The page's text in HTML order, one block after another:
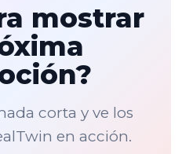
mostrar
corta y ve los
en acción.